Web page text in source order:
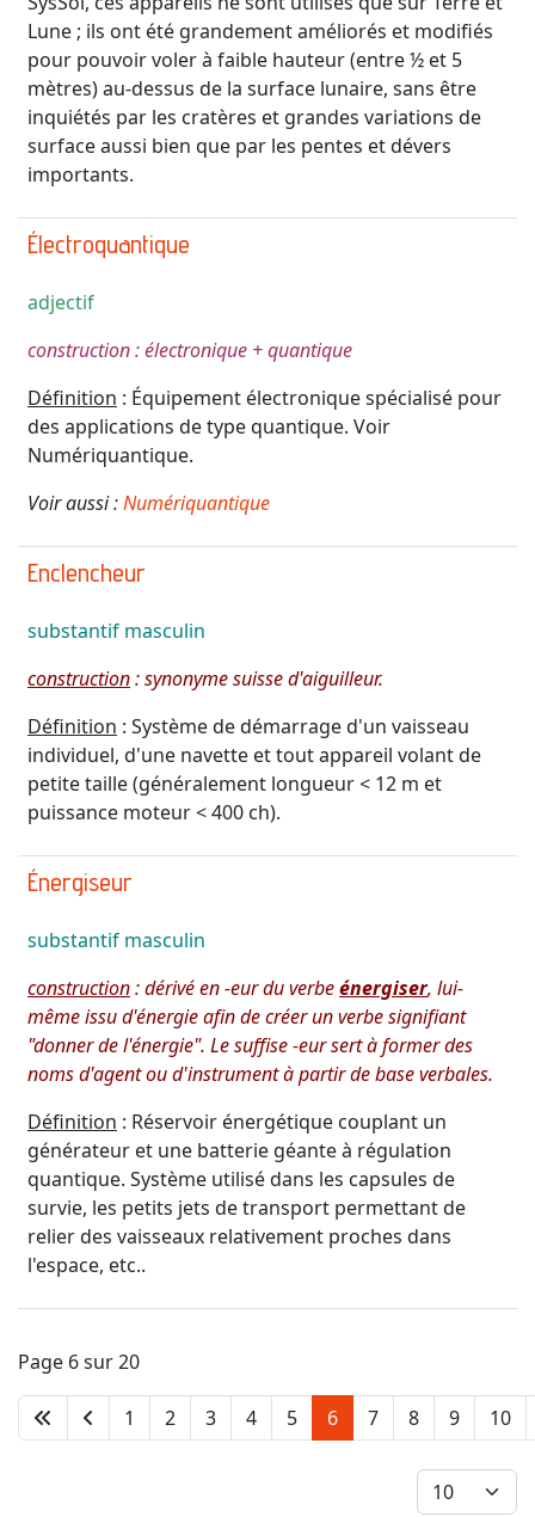
Lune ; ils ont été grandement améliorés et modifiés
pour pouvoir voler à faible hauteur (entre ½ et 5
mètres) au-dessus de la surface lunaire, sans être
inquiétés par les cratères et grandes variations de
surface aussi bien que par les pentes et dévers
importants.
Électroquantique
adjectif
construction : électronique + quantique
Définition : Équipement électronique spécialisé pour
des applications de type quantique. Voir
Numériquantique.
Voir aussi :Numériquantique
Enclencheur
substantif masculin
construction:synonyme suisse d'aiguilleur.
Définition : Système de démarrage d'un vaisseau
individuel, d'une navette et tout appareil volant de
petite taille (généralement longueur < 12 m et
puissance moteur < 400 ch).
Énergiseur
substantif masculin
construction: dérivé en -eur du verbeénergiser, lui-
même issu d'énergie afin de créer un verbe signifiant
"donner de l'énergie". Le suffise -eur sert à former des
noms d'agent ou d'instrument à partir de base verbales.
Définition : Réservoir énergétique couplant un
générateur et une batterie géante à régulation
quantique. Système utilisé dans les capsules de
survie, les petits jets de transport permettant de
relier des vaisseaux relativement proches dans
l'espace, etc..
Page 6 sur 20
1 2 3 4 5 6 7 8 9 10
Afficher #